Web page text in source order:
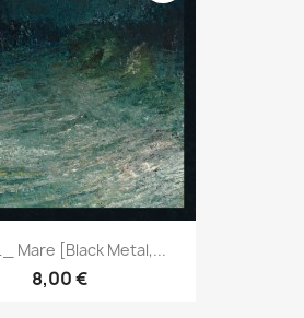
_ Mare [Black Metal,...
8,00 €